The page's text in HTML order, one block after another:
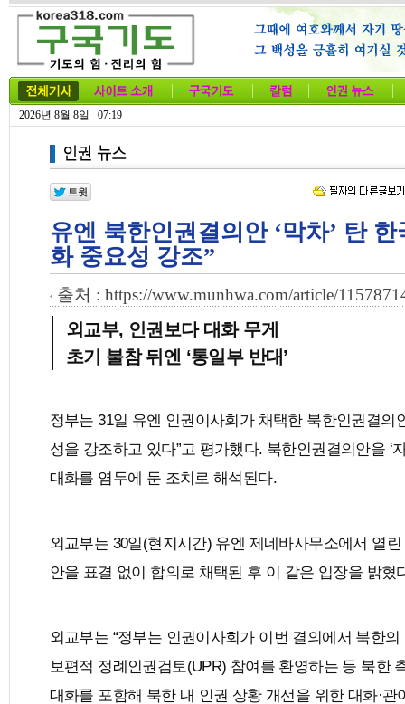
2026년 8월 8일 07:19
유엔 북한인권결의안 ‘막차’ 탄
화 중요성 강조”
출처 : https://www.munhwa.com/article/
외교부, 인권보다 대화 무게
초기 불참 뒤엔 ‘통일부 반대’
정부는 31일 유엔 인권이사회가 채택한 북한인권결의
성을 강조하고 있다”고 평가했다. 북한인권결의안을 ‘
대화를 염두에 둔 조치로 해석된다.
외교부는 30일(현지시간) 유엔 제네바사무소에서 열
안을 표결 없이 합의로 채택된 후 이 같은 입장을 밝혔
외교부는 “정부는 인권이사회가 이번 결의에서 북한
보편적 정례인권검토(UPR) 참여를 환영하는 등 북한
대화를 포함해 북한 내 인권 상황 개선을 위한 대화·